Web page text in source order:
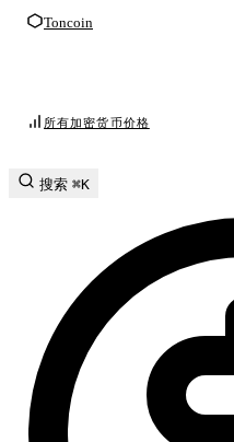
Toncoin
所有加密货币价格
搜索 ⌘K